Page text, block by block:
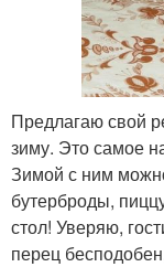
Предлагаю свой
зиму. Это самое
Зимой с ним
бутерброды,
стол! Уверяю,
перец